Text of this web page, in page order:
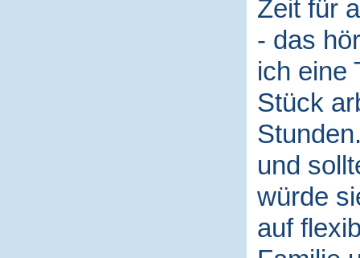
Zeit für
- das
ich eine
Stück
und
würde
auf